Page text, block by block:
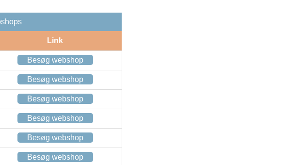
Link
Besøg webshop
Besøg webshop
Besøg webshop
Besøg webshop
Besøg webshop
Besøg webshop